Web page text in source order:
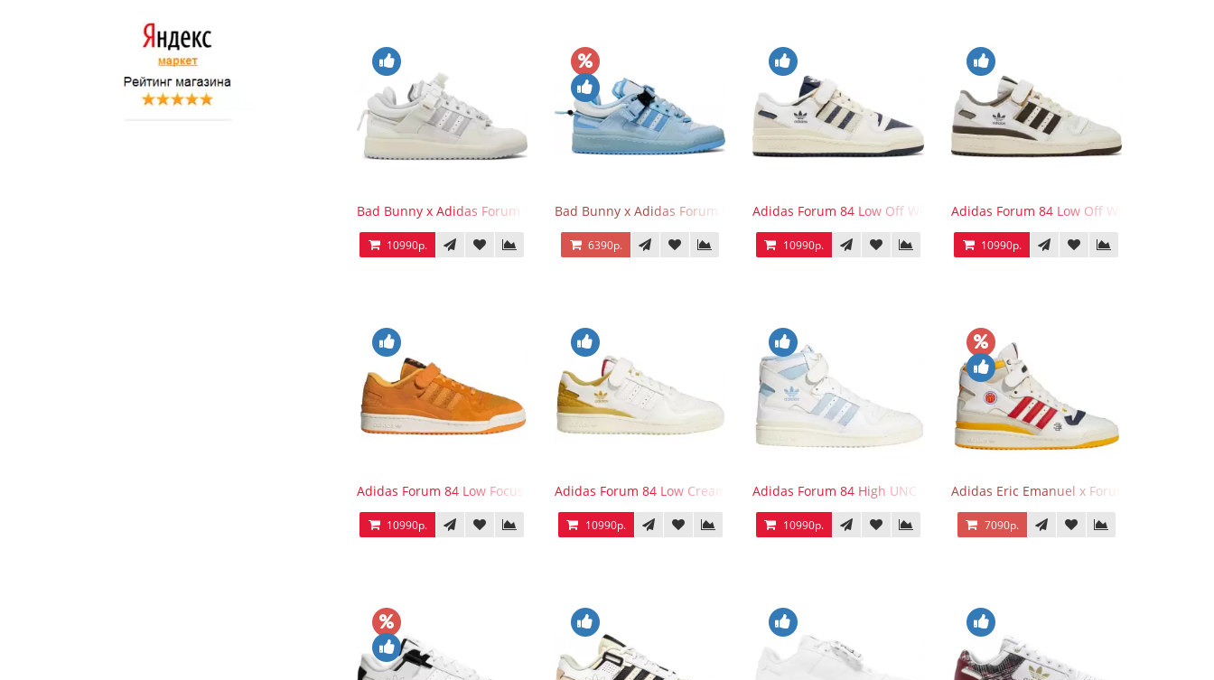
Bad Bunny x Adidas Forum Buckle Low Last
10990р.
Bad Bunny x Adidas Forum Buckle Low Blue Tint
6390р.
Adidas Forum 84 Low Off White Collegiate Navy
10990р.
Adidas Forum 84 Low Off White Brown
10990р.
Adidas Forum 84 Low Focus Orange
10990р.
Adidas Forum 84 Low Cream White Victory Gold
10990р.
Adidas Forum 84 High UNC White Blue
10990р.
Adidas Eric Emanuel x Forum 84 High
7090р.